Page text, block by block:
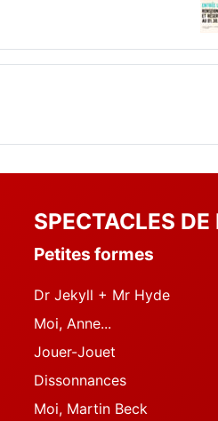
SPECTACLES
Petites formes
Dr Jekyll + Mr Hyde
Moi, Anne...
Jouer-Jouet
Dissonnances
Moi, Martin Beck